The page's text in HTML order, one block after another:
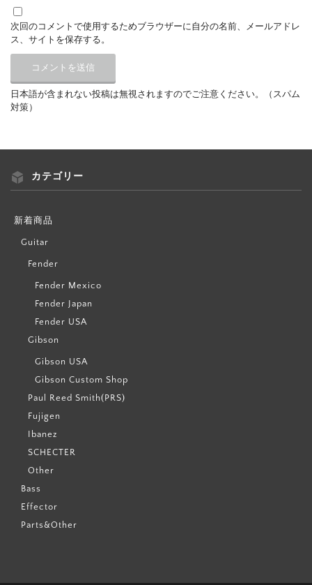
次回のコメントで使用するためブラウザーに自分の名前、メールアドレ
ス、サイトを保存する。
日本語が含まれない投稿は無視されますのでご注意ください。（スパム
対策）
カテゴリー
新着商品
Guitar
Fender
Fender Mexico
Fender Japan
Fender USA
Gibson
Gibson USA
Gibson Custom Shop
Paul Reed Smith(PRS)
Fujigen
Ibanez
SCHECTER
Other
Bass
Effector
Parts&Other